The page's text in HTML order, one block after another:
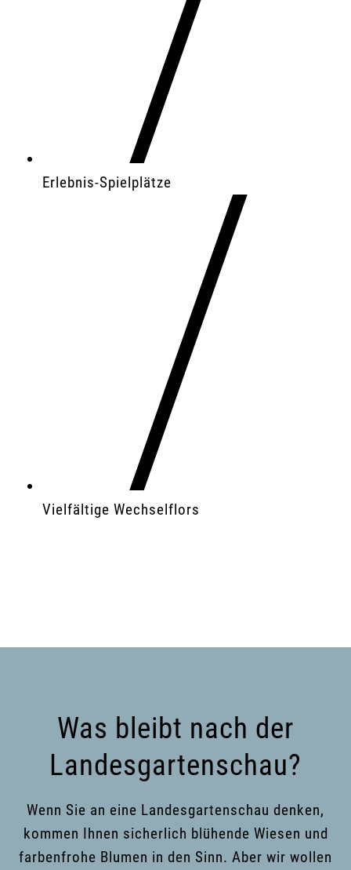
Erlebnis-Spielplätze
Vielfältige Wechselflors
Was bleibt nach der
Landesgartenschau?
Wenn Sie an eine Landesgartenschau denken,
kommen Ihnen sicherlich blühende Wiesen und
farbenfrohe Blumen in den Sinn. Aber wir wollen